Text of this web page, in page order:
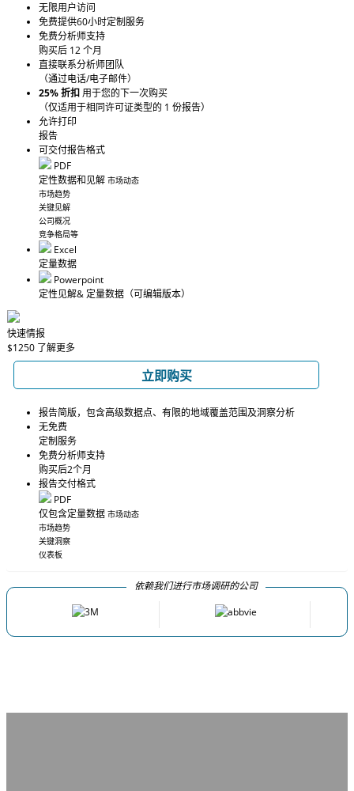
无限用户访问
免费提供60小时定制服务
免费分析师支持
购买后 12 个月
直接联系分析师团队
（通过电话/电子邮件）
25% 折扣用于您的下一次购买
（仅适用于相同许可证类型的 1 份报告）
允许打印
报告
可交付报告格式
PDF
定性数据和见解 市场动态
市场趋势
关键见解
公司概况
竞争格局等
Excel
定量数据
Powerpoint
定性见解& 定量数据 （可编辑版本）
快速情报
$1250 了解更多
立即购买
报告简版，包含高级数据点、有限的地域覆盖范围及洞察分析
无免费
定制服务
免费分析师支持
购买后2个月
报告交付格式
PDF
仅包含定量数据 市场动态
市场趋势
关键洞察
仪表板
依赖我们进行市场调研的公司